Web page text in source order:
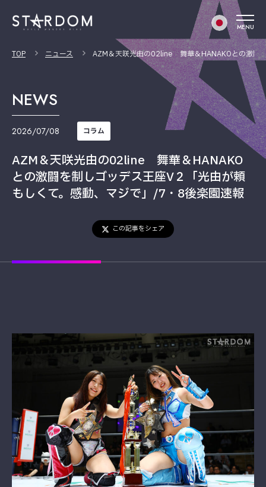
MENU
TOP ニュース AZM＆天咲光由の02line 舞華＆HANAKOとの激闘
NEWS
2026/07/08 コラム
AZM＆天咲光由の02line 舞華＆HANAKO
との激闘を制しゴッデス王座V２「光由が頼
もしくて。感動、マジで」/7・8後楽園速報
この記事をシェア